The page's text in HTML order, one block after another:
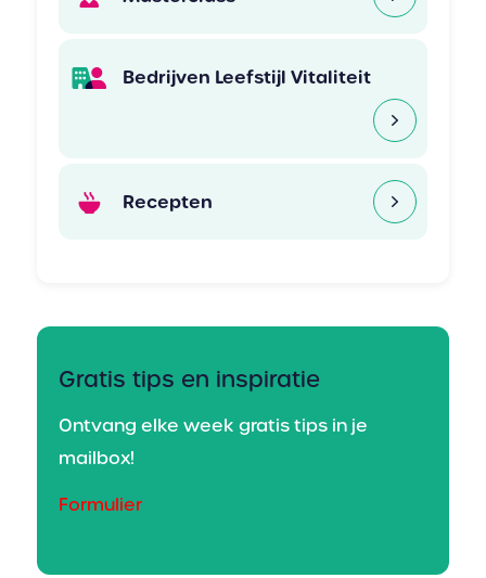
Bedrijven Leefstijl Vitaliteit
Recepten
Gratis tips en inspiratie
Ontvang elke week gratis tips in je
mailbox!
Formulier